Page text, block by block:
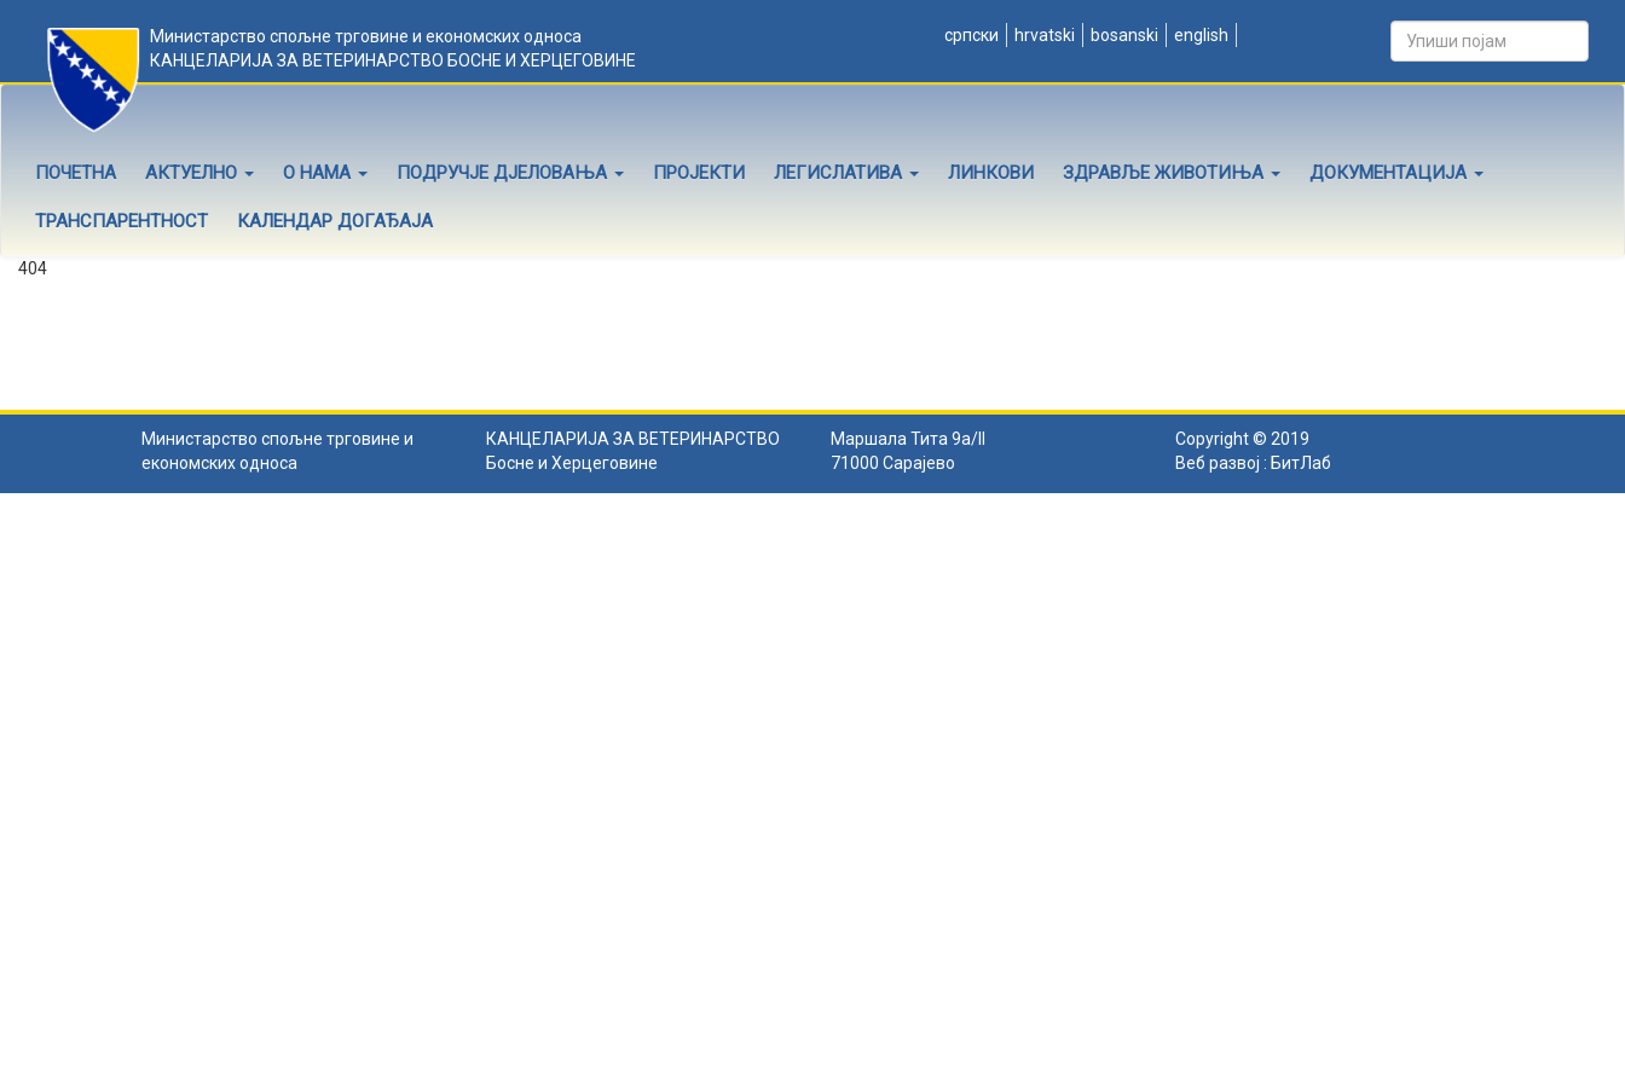
Министарство спољне трговине и економских односа
КАНЦЕЛАРИЈА ЗА ВЕТЕРИНАРСТВО БОСНЕ И ХЕРЦЕГОВИНЕ
српски hrvatski bosanski english
ПОЧЕТНА АКТУЕЛНО О НАМА ПОДРУЧЈЕ ДЈЕЛОВАЊА ПРОЈЕКТИ ЛЕГИСЛАТИВА ЛИНКОВИ ЗДРАВЉЕ ЖИВОТИЊА ДОКУМЕНТАЦИЈА
ТРАНСПАРЕНТНОСТ КАЛЕНДАР ДОГАЂАЈА
404
Министарство спољне трговине и
економских односа
КАНЦЕЛАРИЈА ЗА ВЕТЕРИНАРСТВО
Босне и Херцеговине
Маршала Тита 9а/II
71000 Сарајево
Copyright © 2019
Веб развој : БитЛаб